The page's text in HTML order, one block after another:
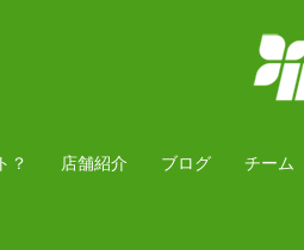
？ 店舗紹介 ブログ チーム